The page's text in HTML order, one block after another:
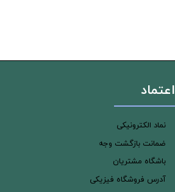
اعتماد
نماد الکترونیکی
ضمانت بازگشت وجه
باشگاه مشتریان
آدرس فروشگاه فیزیکی